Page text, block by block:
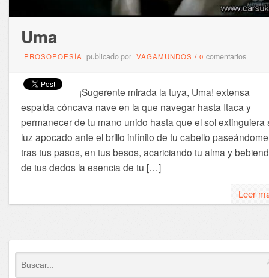
Uma
PROSOPOESÍA publicado por VAGAMUNDOS / 0 comentarios
¡Sugerente mirada la tuya, Uma! extensa
espalda cóncava nave en la que navegar hasta Itaca y
permanecer de tu mano unido hasta que el sol extinguiera
luz apocado ante el brillo infinito de tu cabello paseándome
tras tus pasos, en tus besos, acariciando tu alma y
de tus dedos la esencia de tu […]
Leer